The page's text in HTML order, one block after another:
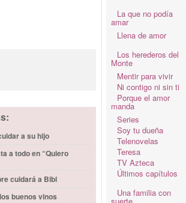
a su hijo
a todo en “Quiero
cuidará a Bibi
buenos vinos
La que no podía
amar
Llena de amor
Los herederos del
Monte
Mentir para vivir
Ni contigo ni sin ti
Porque el amor
manda
Series
Soy tu dueña
Telenovelas
Teresa
TV Azteca
Últimos capítulos
Una familia con